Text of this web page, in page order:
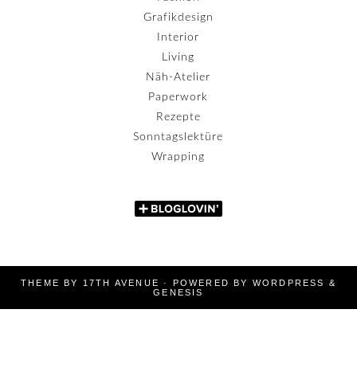
Grafikdesign
Interior
Living
Näh-Atelier
Paperwork
Rezepte
Sonntagslektüre
Wrapping
THEME BY 17TH AVENUE · POWERED BY WORDPRESS
&
GENESIS